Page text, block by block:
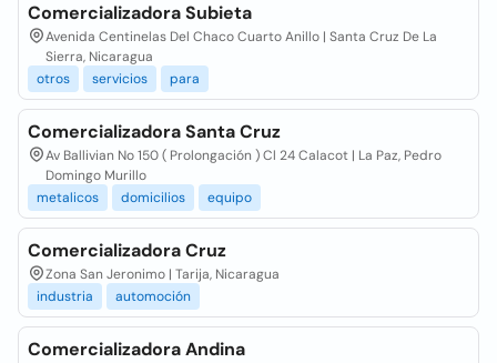
Comercializadora Subieta
Avenida Centinelas Del Chaco Cuarto Anillo | Santa Cruz De La
Sierra, Nicaragua
otros
servicios para
Comercializadora Santa Cruz
Av Ballivian No 150 ( Prolongación ) Cl 24 Calacot | La Paz, Pedro
Domingo Murillo
metalicos
domicilios equipo
Comercializadora Cruz
Zona San Jeronimo | Tarija, Nicaragua
industria
automoción
Comercializadora Andina